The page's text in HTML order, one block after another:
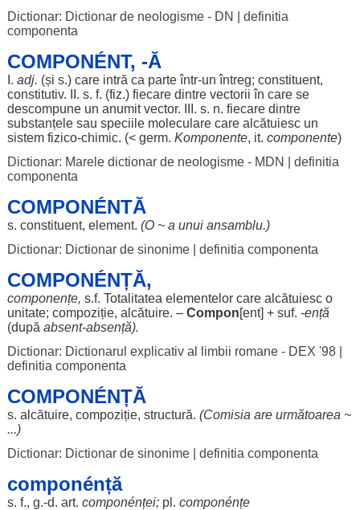
Dictionar: Dictionar de neologisme - DN
definitia
componenta
COMPONÉNT, -Ă
I. adj. (și s.) care intră ca parteîntr-unîntreg; constituent,
constitutiv. II. s. f. (fiz.) fiecare dintre vectorii în care se
descompuneun anumit vector. III. s. n. fiecare dintre
substanțelesau speciile molecularecare alcătuiescun
sistemfizico-chimic. (< germ. Komponente, it. componente)
Dictionar: Marele dictionar de neologisme - MDN
definitia
componenta
COMPONÉNTĂ
s. constituent, element. (O ~ a unui ansamblu.)
Dictionar: Dictionar de sinonime| definitia componenta
COMPONÉNȚĂ,
componențe, s.f. Totalitatea elementelorcare alcătuiesco
unitate; compoziție, alcătuire. – Compon[ent] + suf. -ență
(după absent-absență).
Dictionar: Dictionarul explicativ al limbii romane - DEX '98|
definitia componenta
COMPONÉNȚĂ
s. alcătuire, compoziție, structură. (Comisia are următoarea ~
...)
Dictionar: Dictionar de sinonime| definitia componenta
componénță
s. f., g.-d. art. componénței;pl. componénțe